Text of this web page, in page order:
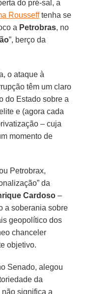
do pré-sal, a
Roussefftenha se
a Petrobras, no
”, berço da
o ataque à
têm um claro
do Estado sobre a
e (agora cada
– cuja
momento de
Petrobrax,
da
Cardoso –
a soberania sobre
geopolítico dos
chanceler
objetivo.
Senado, alegou
da
significa a